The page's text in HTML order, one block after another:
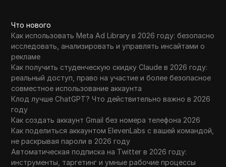
Что нового
Как использовать Meta Ad Library в 2026 году: безопасно
исследовать, анализировать и управлять инсайтами о
рекламе
Как получить студенческую скидку Claude в 2026 году:
реальный доступ, право на участие и более безопасное
совместное использование аккаунта
Клод лучше ChatGPT? Что действительно важно в 2026
году
Как создать аккаунт Gmail без номера телефона 2026
Как поделиться аккаунтом ElevenLabs с вашей командой,
не раскрывая пароли в 2026 году
Автоматическая подписка на Twitter в 2026 году:
инструменты, таргетинг и умные рабочие процессы